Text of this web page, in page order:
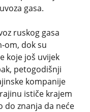
gasa.
ruskog gasa
om, dok su
koje još uvijek
petogodišnji
kompanije
ističe krajem
do znanja da neće